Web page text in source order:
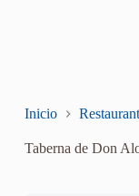
Inicio
Taberna de Don